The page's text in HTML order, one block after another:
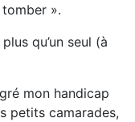
».
qu’un seul (à
mon handicap
petits camarades,